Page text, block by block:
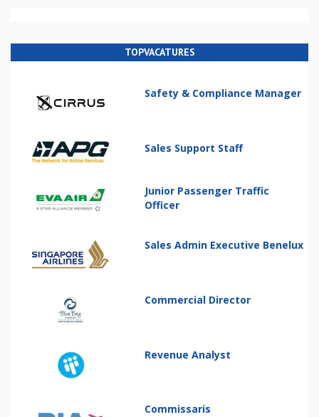
TOPVACATURES
Safety & Compliance Manager
Sales Support Staff
Junior Passenger Traffic
Officer
Sales Admin Executive Benelux
Commercial Director
Revenue Analyst
Commissaris